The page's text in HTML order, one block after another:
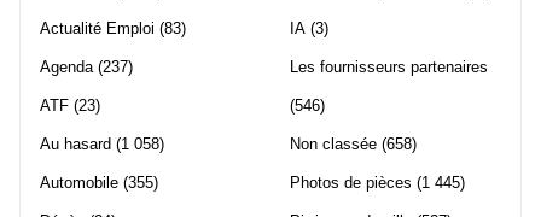
Actualité Emploi (83)
Agenda (237)
ATF (23)
Au hasard (1 058)
Automobile (355)
IA (3)
Les fournisseurs partenaires
(546)
Non classée (658)
Photos de pièces (1 445)